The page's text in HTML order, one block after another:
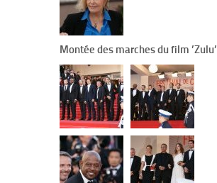
Montée des marches du film ’Zulu’